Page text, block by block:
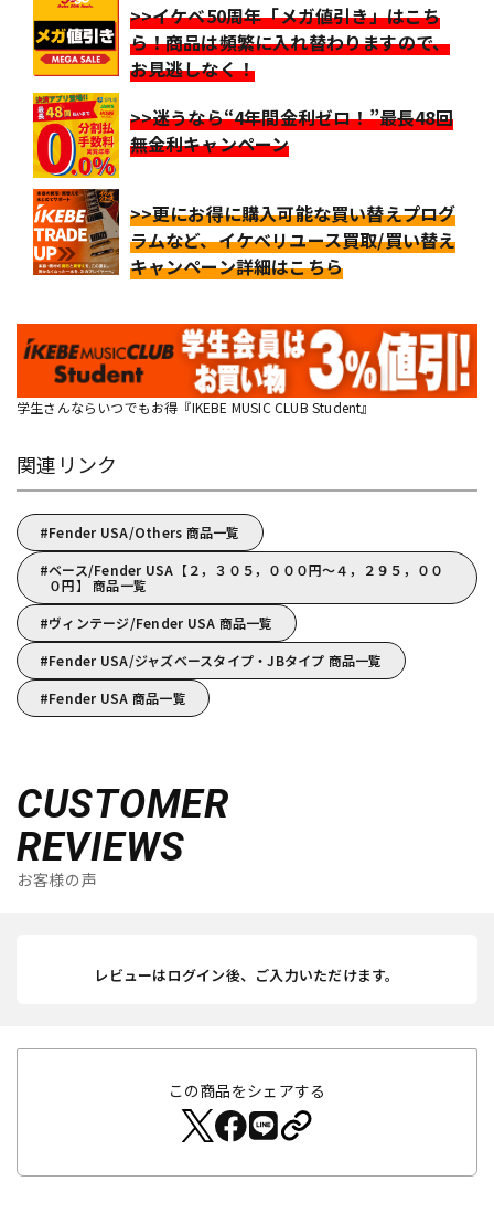
>>イケベ50周年「メガ値引き」はこち
ら！商品は頻繁に入れ替わりますので、
お見逃しなく！
>>迷うなら“4年間金利ゼロ！”最長48回
無金利キャンペーン
>>更にお得に購入可能な買い替えプログ
ラムなど、イケベリユース買取/買い替え
キャンペーン詳細はこちら
学生さんならいつでもお得『IKEBE MUSIC CLUB Student』
関連リンク
Fender USA/Others 商品一覧
ベース/Fender USA【２，３０５，０００円～４，２９５，００
０円】 商品一覧
ヴィンテージ/Fender USA 商品一覧
Fender USA/ジャズベースタイプ・JBタイプ 商品一覧
Fender USA 商品一覧
CUSTOMER
REVIEWS
お客様の声
レビューはログイン後、ご入力いただけます。
この商品をシェアする